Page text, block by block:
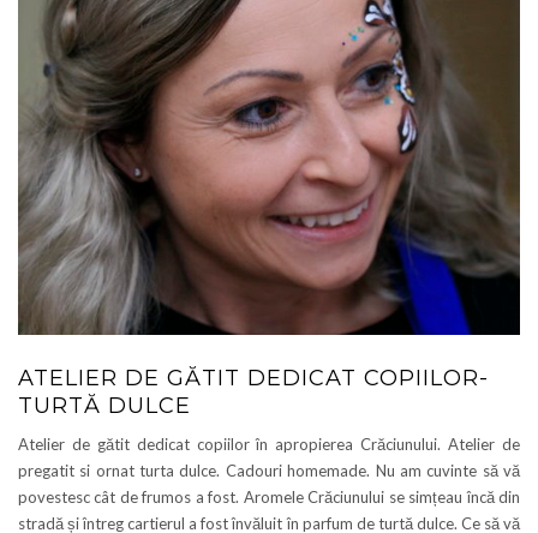
ATELIER DE GĂTIT DEDICAT COPIILOR-
TURTĂ DULCE
Atelier de gătit dedicat copiilor în apropierea Crăciunului. Atelier de
pregatit si ornat turta dulce. Cadouri homemade. Nu am cuvinte să vă
povestesc cât de frumos a fost. Aromele Crăciunului se simțeau încă din
stradă și întreg cartierul a fost învăluit în parfum de turtă dulce. Ce să vă